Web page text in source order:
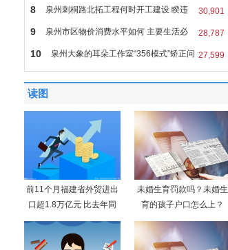
30,901
8 泉州刺桐路北拓工程何时开工建设 睽违
28,787
9 泉州市区物价消费水平如何 主要生活必
27,599
10 泉州大象的耳朵工作室“356模式”矫正问
读图
前11个月福建省外贸进出
口超1.8万亿元 比去年同
未婚生育罚款吗？未婚生
育的孩子户口怎么上？